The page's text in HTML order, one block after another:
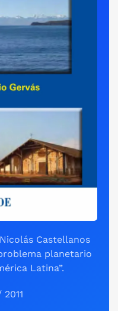
Castellanos
planetario
Latina”.